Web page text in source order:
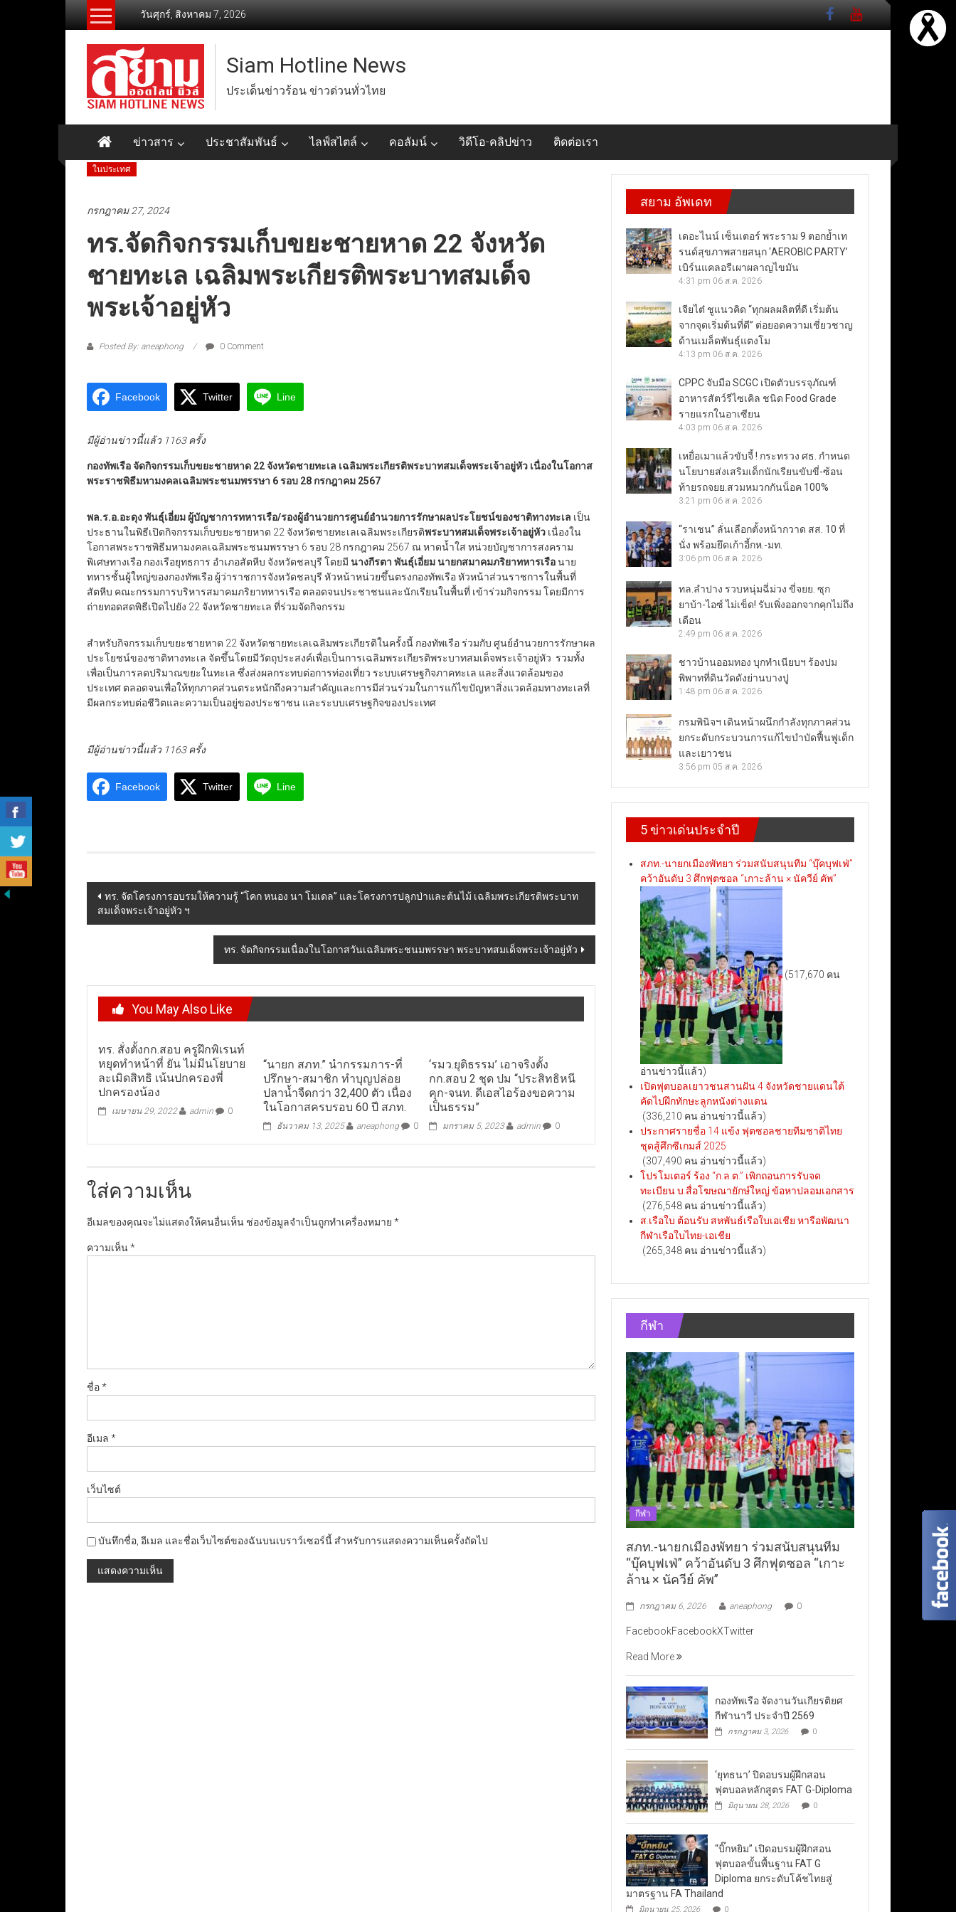
วันศุกร์, สิงหาคม 7, 2026
Siam Hotline News
ประเด็นข่าวร้อน ข่าวด่วนทั่วไทย
ข่าวสาร ประชาสัมพันธ์ ไลฟ์สไตล์ คอลัมน์ วิดีโอ-คลิปข่าว ติดต่อเรา
ในประเทศ
กรกฎาคม 27, 2024
ทร.จัดกิจกรรมเก็บขยะชายหาด 22 จังหวัด
ชายทะเล เฉลิมพระเกียรติพระบาทสมเด็จ
พระเจ้าอยู่หัว
Posted By: aneaphong 0 Comment
Facebook Twitter Line
มีผู้อ่านข่าวนี้แล้ว 1163 ครั้ง
กองทัพเรือ จัดกิจกรรมเก็บขยะชายหาด 22 จังหวัดชายทะเล เฉลิมพระเกียรติพระบาทสมเด็จพระเจ้าอยู่หัว เนื่องในโอกาส
พระราชพิธีมหามงคลเฉลิมพระชนมพรรษา 6 รอบ 28 กรกฎาคม 2567
พล.ร.อ.อะดุง พันธุ์เอี่ยม ผู้บัญชาการทหารเรือ/รองผู้อำนวยการศูนย์อำนวยการรักษาผลประโยชน์ของชาติทางทะเล เป็น
ประธานในพิธีเปิดกิจกรรมเก็บขยะชายหาด 22 จังหวัดชายทะเลเฉลิมพระเกียรติพระบาทสมเด็จพระเจ้าอยู่หัว เนื่องใน
โอกาสพระราชพิธีมหามงคลเฉลิมพระชนมพรรษา 6 รอบ 28 กรกฎาคม 2567 ณ หาดน้ำใส หน่วยบัญชาการสงคราม
พิเศษทางเรือ กองเรือยุทธการ อำเภอสัตหีบ จังหวัดชลบุรี โดยมี นางกีรตา พันธุ์เอี่ยม นายกสมาคมภริยาทหารเรือนาย
ทหารชั้นผู้ใหญ่ของกองทัพเรือ ผู้ว่าราชการจังหวัดชลบุรี หัวหน้าหน่วยขึ้นตรงกองทัพเรือ หัวหน้าส่วนราชการในพื้นที่
สัตหีบ คณะกรรมการบริหารสมาคมภริยาทหารเรือ ตลอดจนประชาชนและนักเรียนในพื้นที่ เข้าร่วมกิจกรรม โดยมีการ
ถ่ายทอดสดพิธีเปิดไปยัง 22 จังหวัดชายทะเล ที่ร่วมจัดกิจกรรม
สำหรับกิจกรรมเก็บขยะชายหาด 22 จังหวัดชายทะเลเฉลิมพระเกียรติในครั้งนี้ กองทัพเรือ ร่วมกับ ศูนย์อำนวยการรักษาผล
ประโยชน์ของชาติทางทะเล จัดขึ้นโดยมีวัตถุประสงค์เพื่อเป็นการเฉลิมพระเกียรติพระบาทสมเด็จพระเจ้าอยู่หัว รวมทั้ง
เพื่อเป็นการลดปริมาณขยะในทะเล ซึ่งส่งผลกระทบต่อการท่องเที่ยว ระบบเศรษฐกิจภาคทะเล และสิ่งแวดล้อมของ
ประเทศ ตลอดจนเพื่อให้ทุกภาคส่วนตระหนักถึงความสำคัญและการมีส่วนร่วมในการแก้ไขปัญหาสิ่งแวดล้อมทางทะเลที่
มีผลกระทบต่อชีวิตและความเป็นอยู่ของประชาชน และระบบเศรษฐกิจของประเทศ
มีผู้อ่านข่าวนี้แล้ว 1163 ครั้ง
Facebook Twitter Line
Post
navigation
ทร. จัดโครงการอบรมให้ความรู้ “โคก หนอง นา โมเดล” และโครงการปลูกป่าและต้นไม้ เฉลิมพระเกียรติพระบาท
สมเด็จพระเจ้าอยู่หัว ฯ
ทร. จัดกิจกรรมเนื่องในโอกาสวันเฉลิมพระชนมพรรษา พระบาทสมเด็จพระเจ้าอยู่หัว
You May Also Like
ทร. สั่งตั้งกก.สอบ ครูฝึกพิเรนท์
หยุดทำหน้าที่ ยัน ไม่มีนโยบาย
ละเมิดสิทธิ เน้นปกครองพี่
ปกครองน้อง
เมษายน 29, 2022 admin 0
“นายก สภท.” นำกรรมการ-ที่
ปรึกษา-สมาชิก ทำบุญปล่อย
ปลาน้ำจืดกว่า 32,400 ตัว เนื่อง
ในโอกาสครบรอบ 60 ปี สภท.
ธันวาคม 13, 2025 aneaphong 0
‘รมว.ยุติธรรม’ เอาจริงตั้ง
กก.สอบ 2 ชุด ปม “ประสิทธิหนี
คุก-จนท. ดีเอสไอร้องขอความ
เป็นธรรม”
มกราคม 5, 2023 admin 0
ใส่ความเห็น
อีเมลของคุณจะไม่แสดงให้คนอื่นเห็น ช่องข้อมูลจำเป็นถูกทำเครื่องหมาย *
ความเห็น*
ชื่อ*
อีเมล *
เว็บไซต์
บันทึกชื่อ, อีเมล และชื่อเว็บไซต์ของฉันบนเบราว์เซอร์นี้ สำหรับการแสดงความเห็นครั้งถัดไป
สยาม อัพเดท
เดอะไนน์ เซ็นเตอร์ พระราม 9 ตอกย้ำเท
รนด์สุขภาพสายสนุก ‘AEROBIC PARTY’
เบิร์นแคลอรีเผาผลาญไขมัน
4:31 pm 06 ส.ค. 2026
เจียไต๋ ชูแนวคิด “ทุกผลผลิตที่ดี เริ่มต้น
จากจุดเริ่มต้นที่ดี” ต่อยอดความเชี่ยวชาญ
ด้านเมล็ดพันธุ์แตงโม
4:13 pm 06 ส.ค. 2026
CPPC จับมือ SCGC เปิดตัวบรรจุภัณฑ์
อาหารสัตว์รีไซเคิล ชนิด Food Grade
รายแรกในอาเซียน
4:03 pm 06 ส.ค. 2026
เหยื่อเมาแล้วขับจี้ ! กระทรวง ศธ. กำหนด
นโยบายส่งเสริมเด็กนักเรียนขับขี่-ซ้อน
ท้ายรถจยย.สวมหมวกกันน็อค 100%
3:21 pm 06 ส.ค. 2026
“ราเชน” ลั่นเลือกตั้งหน้ากวาด สส. 10 ที่
นั่ง พร้อมยึดเก้าอี้กห.-มท.
3:06 pm 06 ส.ค. 2026
ทล.ลำปาง รวบหนุ่มฉี่ม่วง ขี่จยย. ซุก
ยาบ้า-ไอซ์ ไม่เข็ด! รับเพิ่งออกจากคุกไม่ถึง
เดือน
2:49 pm 06 ส.ค. 2026
ชาวบ้านออมทอง บุกทำเนียบฯ ร้องปม
พิพาทที่ดินวัดดังย่านบางปู
1:48 pm 06 ส.ค. 2026
กรมพินิจฯ เดินหน้าผนึกกำลังทุกภาคส่วน
ยกระดับกระบวนการแก้ไขบำบัดฟื้นฟูเด็ก
และเยาวชน
3:56 pm 05 ส.ค. 2026
5 ข่าวเด่นประจำปี
สภท.-นายกเมืองพัทยา ร่วมสนับสนุนทีม “บุ๊คบุฟเฟ่”
คว้าอันดับ 3 ศึกฟุตซอล “เกาะล้าน × นัควีย์ คัพ”
(517,670 คน
อ่านข่าวนี้แล้ว)
เปิดฟุตบอลเยาวชนสานฝัน 4 จังหวัดชายแดนใต้
คัดไปฝึกทักษะลูกหนังต่างแดน
(336,210 คน อ่านข่าวนี้แล้ว)
ประกาศรายชื่อ 14 แข้ง ฟุตซอลชายทีมชาติไทย
ชุดสู้ศึกซีเกมส์ 2025
(307,490 คน อ่านข่าวนี้แล้ว)
โปรโมเตอร์ ร้อง “ก.ล.ต.” เพิกถอนการรับจด
ทะเบียน บ.สื่อโฆษณายักษ์ใหญ่ ข้อหาปลอมเอกสาร
(276,548 คน อ่านข่าวนี้แล้ว)
ส.เรือใบ ต้อนรับ สหพันธ์เรือใบเอเชีย หารือพัฒนา
กีฬาเรือใบไทย-เอเชีย
(265,348 คน อ่านข่าวนี้แล้ว)
กีฬา
กีฬา
สภท.-นายกเมืองพัทยา ร่วมสนับสนุนทีม
“บุ๊คบุฟเฟ่” คว้าอันดับ 3 ศึกฟุตซอล “เกาะ
ล้าน × นัควีย์ คัพ”
กรกฎาคม 6, 2026 aneaphong 0
FacebookFacebookXTwitter
Read More
กองทัพเรือ จัดงานวันเกียรติยศ
กีฬานาวี ประจำปี 2569
กรกฎาคม 3, 2026 0
‘ยุทธนา’ ปิดอบรมผู้ฝึกสอน
ฟุตบอลหลักสูตร FAT G-Diploma
มิถุนายน 28, 2026 0
“บิ๊กหยิม” เปิดอบรมผู้ฝึกสอน
ฟุตบอลขั้นพื้นฐาน FAT G
Diploma ยกระดับโค้ชไทยสู่
มาตรฐาน FA Thailand
มิถุนายน 25, 2026 0